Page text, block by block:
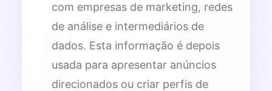
com empresas de marketing, redes
de análise e intermediários de
dados. Esta informação é depois
usada para apresentar anúncios
direcionados ou criar perfis de